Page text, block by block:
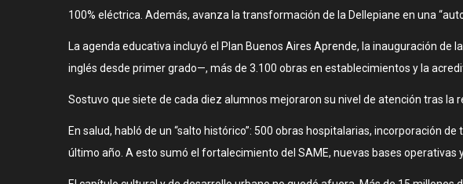
100% eléctrica. Además, avanza la transformación de la Dellepiane en una
La agenda educativa incluyó el Plan Buenos Aires Aprende, la inauguración
inglés desde primer grado—, más de 3.100 obras en establecimientos y la
Sostuvo que siete de cada diez alumnos mejoraron su nivel de atención tras la
En salud, habló de un “salto histórico”: 500 obras hospitalarias, incorporación
último año. A esto sumó el fortalecimiento del SAME, nuevas bases operativas